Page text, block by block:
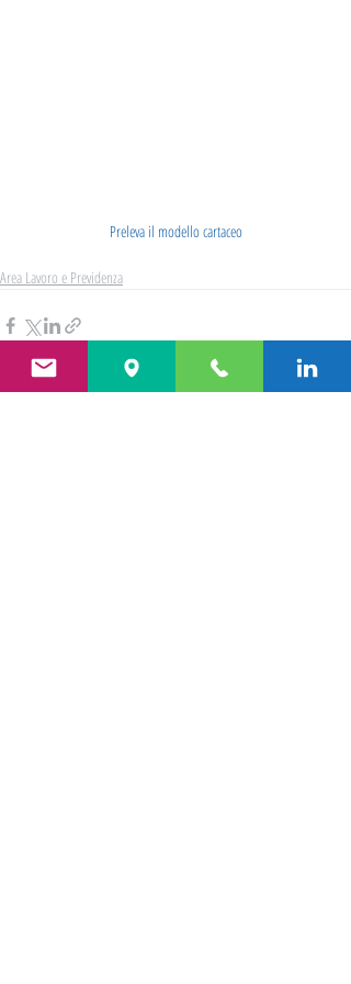
Preleva il modello cartaceo
Area Lavoro e Previdenza